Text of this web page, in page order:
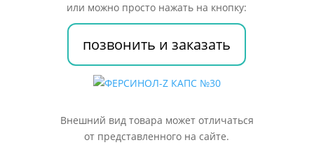
или можно просто нажать на кнопку:
позвонить и заказать
Внешний вид товара может отличаться
от представленного на сайте.